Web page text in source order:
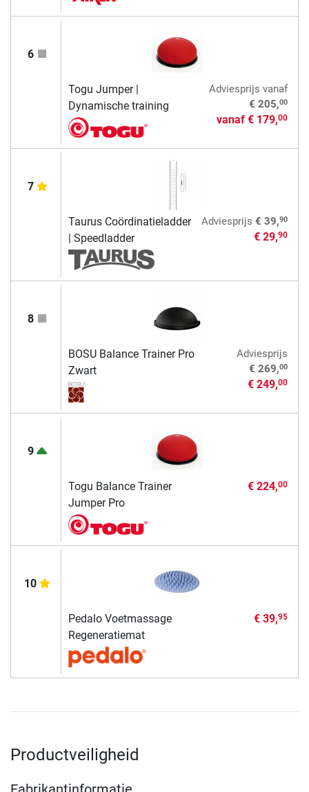
6
Togu Jumper |
Dynamische training
Adviesprijs vanaf
€ 205,00
vanaf € 179,00
7
Taurus Coördinatieladder
| Speedladder
Adviesprijs € 39,90
€ 29,90
8
BOSU Balance Trainer Pro
Zwart
Adviesprijs
€ 269,00
€ 249,00
9
Togu Balance Trainer
Jumper Pro
€ 224,00
10
Pedalo Voetmassage
Regeneratiemat
€ 39,95
Productveiligheid